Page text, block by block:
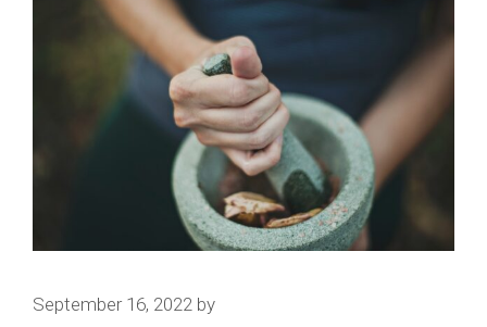
September 16, 2022 by